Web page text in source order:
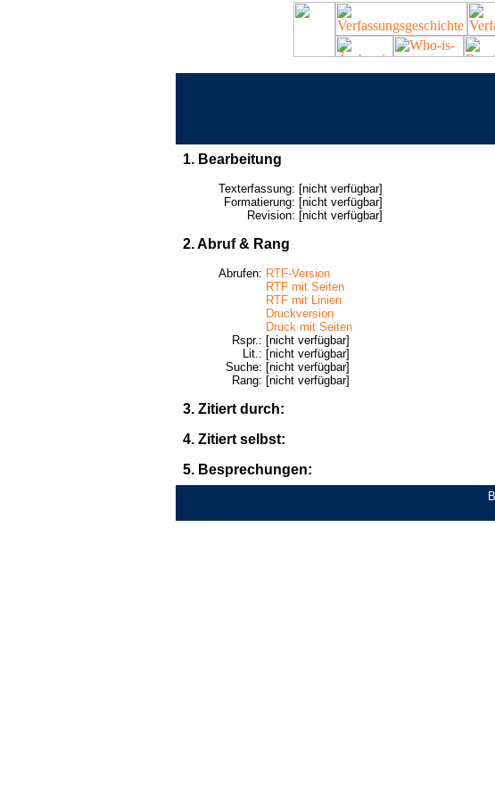
1. Bearbeitung
Texterfassung: [nicht verfügbar]
Formatierung: [nicht verfügbar]
Revision: [nicht verfügbar]
2. Abruf & Rang
Abrufen: RTF-Version
RTF mit Seiten
RTF mit Linien
Druckversion
Druck mit Seiten
Rspr.: [nicht verfügbar]
Lit.: [nicht verfügbar]
Suche: [nicht verfügbar]
Rang: [nicht verfügbar]
3. Zitiert durch:
4. Zitiert selbst:
5. Besprechungen: